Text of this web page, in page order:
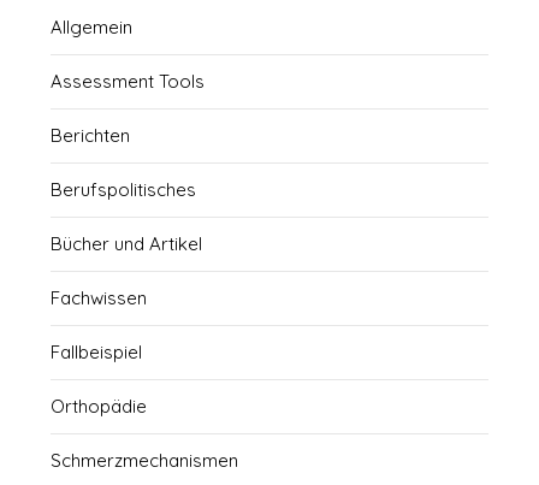
Allgemein
Assessment Tools
Berichten
Berufspolitisches
Bücher und Artikel
Fachwissen
Fallbeispiel
Orthopädie
Schmerzmechanismen